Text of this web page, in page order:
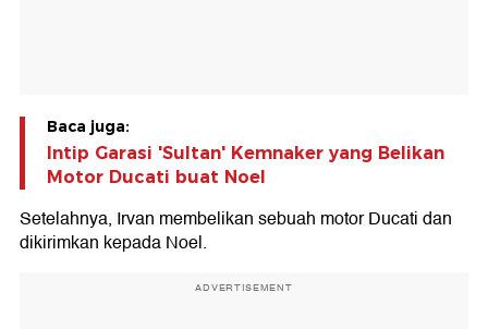
Baca juga:
Intip Garasi 'Sultan' Kemnaker yang Belikan
Motor Ducati buat Noel
Setelahnya, Irvan membelikan sebuah motor Ducati dan
dikirimkan kepada Noel.
ADVERTISEMENT